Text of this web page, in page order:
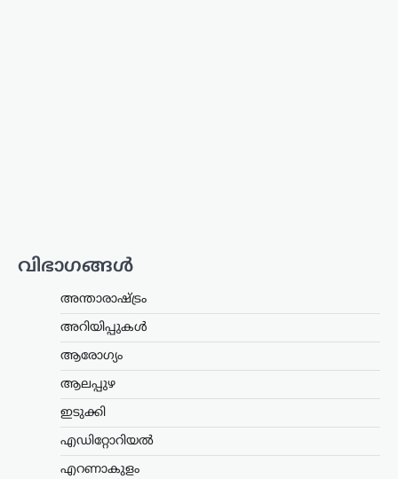
വിഭാഗങ്ങൾ
അന്താരാഷ്ട്രം
അറിയിപ്പുകൾ
ആരോഗ്യം
ആലപ്പുഴ
ഇടുക്കി
എഡിറ്റോറിയൽ
എറണാകുളം
ചരിത്രപ്രസിദ്ധമായ ക്വിറ്റ് ഇന്ത്യാ
സ്വാതന്ത്ര്യസമര സേനാനികൾക്ക്
ആദരാഞ്ജലി അർപ്പിച്ച് പ്രധാനമന്ത്രി
നരേന്ദ്ര മോദി. രാജ്യത്തിന്റെ
ധൈര്യവും ത്യാഗവും വരും
ട്രെൻഡിംഗ്,ദേശീയം,രാഷ്ട്രീയം
മന്ത്രിസ്ഥാനം രാജിവെച്ചത്
സ്വന്തം തീരുമാനപ്രകാരം;